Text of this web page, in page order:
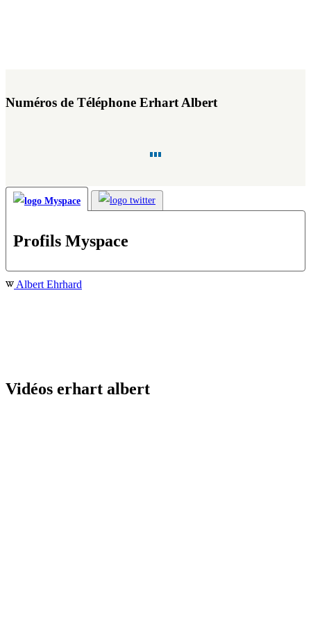
Numéros de Téléphone Erhart Albert
Profils Myspace
Albert Ehrhard
Vidéos erhart albert